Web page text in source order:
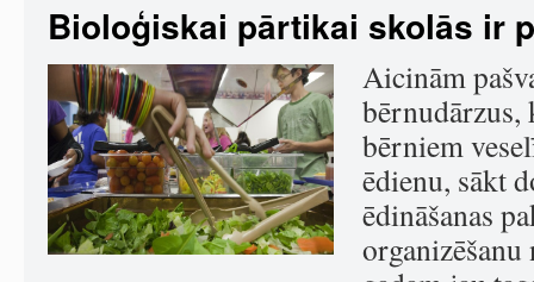
Bioloģiskai pārtikai skolās ir
Aicinām
bērniem
ēdienu, sākt
ēdināšanas